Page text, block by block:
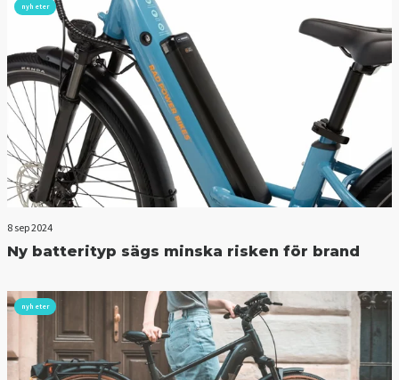
nyheter
8 sep 2024
Ny batterityp sägs minska risken för brand
nyheter